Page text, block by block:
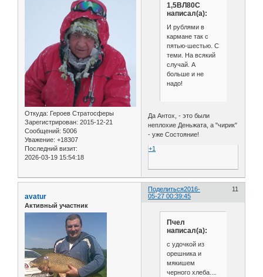
Откуда: Героев Стратосферы
Зарегистрирован: 2015-12-21
Сообщений: 5006
Уважение: +18307
Последний визит:
2026-03-19 15:54:18
1,5ВЛ80С
написал(а):
И рублями в
кармане так с
пятью-шестью. С
теми. На всякий
случай. А
больше и не
надо!
Да Антох, - это были
неплохие Деньжата, а "чирик"
- уже Состояние!
+1
Поделиться 11
2016-
05-27 00:39:45
avatur
Активный участник
Пчел
написал(а):
с удочкой из
орешника и
мякишем
черного хлеба....